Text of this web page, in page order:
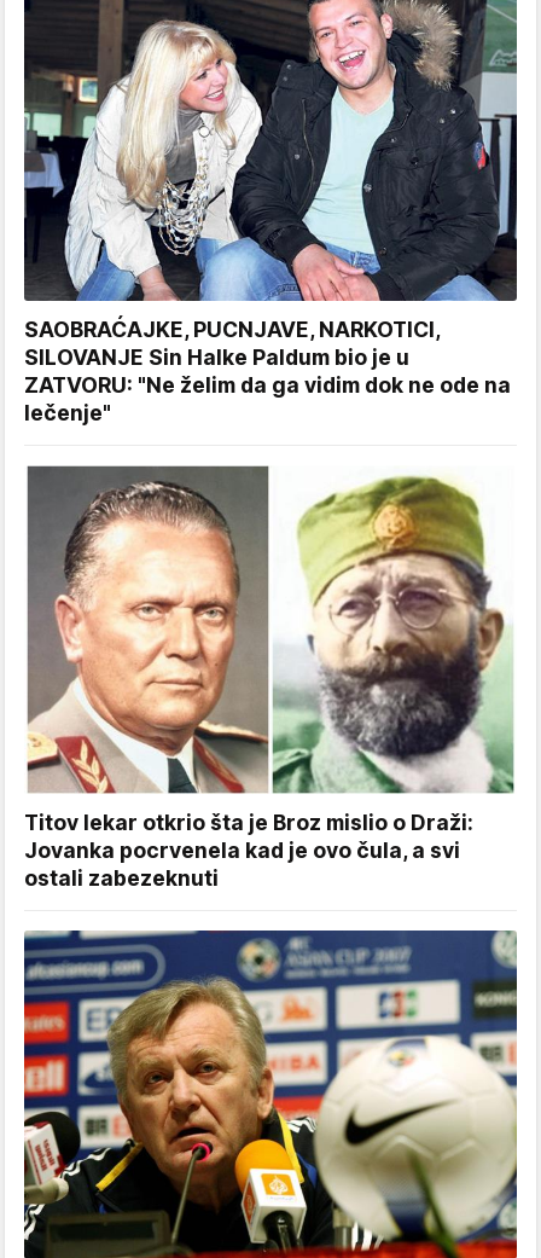
SAOBRAĆAJKE, PUCNJAVE, NARKOTICI,
SILOVANJE Sin Halke Paldum bio je u
ZATVORU: "Ne želim da ga vidim dok ne ode na
lečenje"
Titov lekar otkrio šta je Broz mislio o Draži:
Jovanka pocrvenela kad je ovo čula, a svi
ostali zabezeknuti